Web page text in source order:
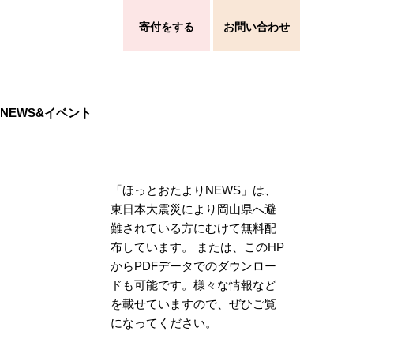
寄付をする お問い合わせ
NEWS&イベント
「ほっとおたよりNEWS」は、
東日本大震災により岡山県へ避
難されている方にむけて無料配
布しています。 または、このHP
からPDFデータでのダウンロー
ドも可能です。様々な情報など
を載せていますので、ぜひご覧
になってください。